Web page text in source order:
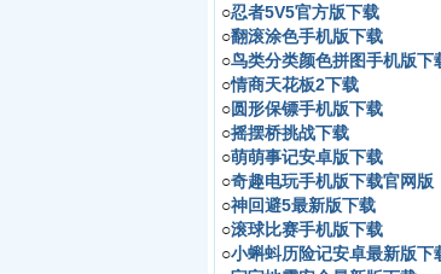
○忍者5V5官方版下载
○翻滚涂色手机版下载
○鸟类分类颜色拼图手机版下
○情商天花板2下载
○圆形保镖手机版下载
○摇摆桥挑战下载
○萌萌事记安卓版下载
○奇趣电玩手机版下载官网版
○神回避5最新版下载
○滚球比赛手机版下载
○小蝌蚪历险记安卓最新版下